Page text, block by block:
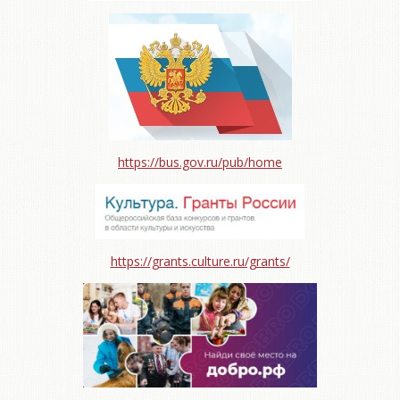
https://bus.gov.ru/pub/home
https://grants.culture.ru/grants/